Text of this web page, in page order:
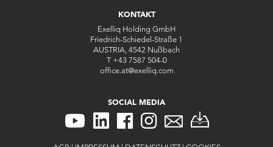
KONTAKT
Exelliq Holding GmbH
Friedrich-Schiedel-Straße 1
AUSTRIA, 4542 Nußbach
T+43 7587 504-0
office.at@exelliq.com
SOCIAL MEDIA